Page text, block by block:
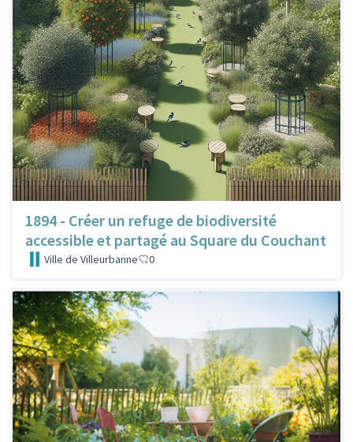
1894 - Créer un refuge de biodiversité
accessible et partagé au Square du Couchant
Ville de Villeurbanne 0